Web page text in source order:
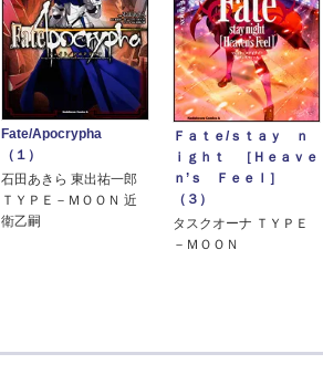
Fate/Apocrypha
（１）
石田あきら 東出祐一郎
ＴＹＰＥ－ＭＯＯＮ 近
衛乙嗣
Ｆａｔｅ/ｓｔａｙ ｎ
ｉｇｈｔ ［Ｈｅａｖｅ
ｎ’ｓ Ｆｅｅｌ］
（３）
タスクオーナ ＴＹＰＥ
－ＭＯＯＮ